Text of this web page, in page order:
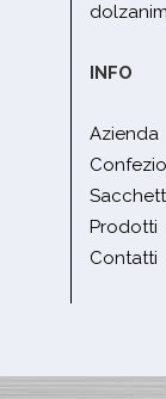
INFO
Azienda
Prodotti
Contatti